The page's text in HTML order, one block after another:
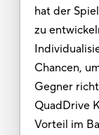
hat der
zu
Chancen,
Gegner
QuadDrive
Vorteil im